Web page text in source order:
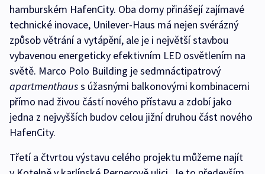
hamburském HafenCity. Oba domy přinášejí zajímavé
technické inovace, Unilever-Haus má nejen svérázný
způsob větrání a vytápění, ale je i největší stavbou
vybavenou energeticky efektivním LED osvětlením na
světě. Marco Polo Building je sedmnáctipatrový
apartmenthauss úžasnými balkonovými kombinacemi
přímo nad živou částí nového přístavu a zdobí jako
jedna z nejvyšších budov celou jižní druhou část nového
HafenCity.
Třetí a čtvrtou výstavu celého projektu můžeme najít